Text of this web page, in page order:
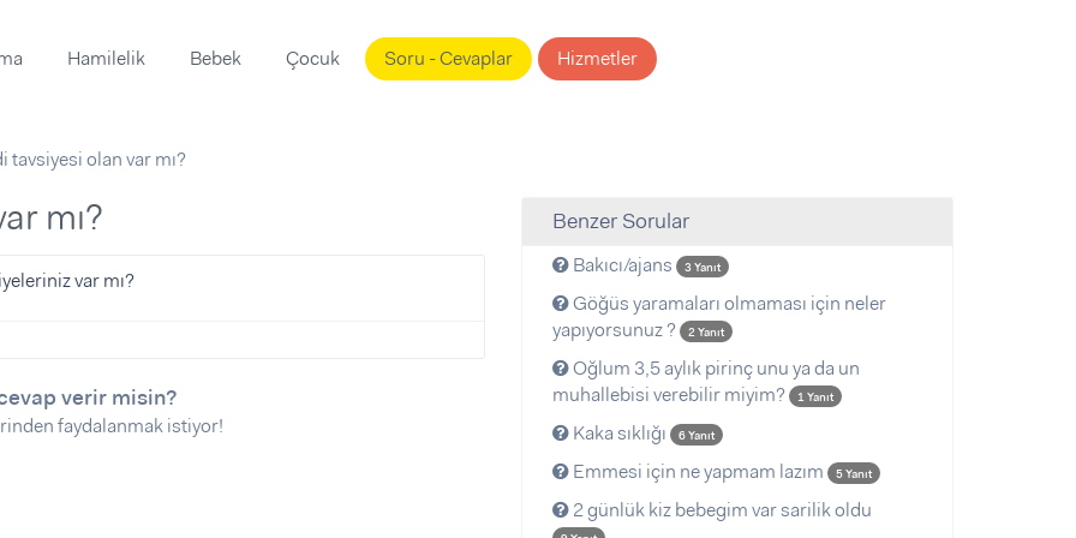
Hamilelik Bebek Çocuk Soru - Cevaplar Hizmetler
tavsiyesi olan var mı?
mı?
var mı?
verir misin?
faydalanmak istiyor!
Benzer Sorular
Bakıcı/ajans 3 Yanıt
Göğüs yaramaları olmaması için neler
yapıyorsunuz ?
2 Yanıt
Oğlum 3,5 aylık pirinç unu ya da un
muhallebisi verebilir miyim?
1 Yanıt
Kaka sıklığı 6 Yanıt
Emmesi için ne yapmam lazım 5 Yanıt
2 günlük kiz bebegim var sarilik oldu